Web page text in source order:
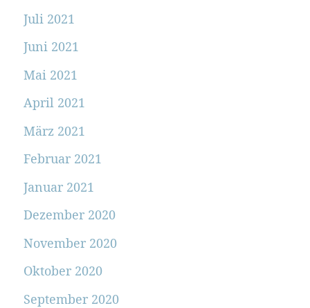
Juli 2021
Juni 2021
Mai 2021
April 2021
März 2021
Februar 2021
Januar 2021
Dezember 2020
November 2020
Oktober 2020
September 2020